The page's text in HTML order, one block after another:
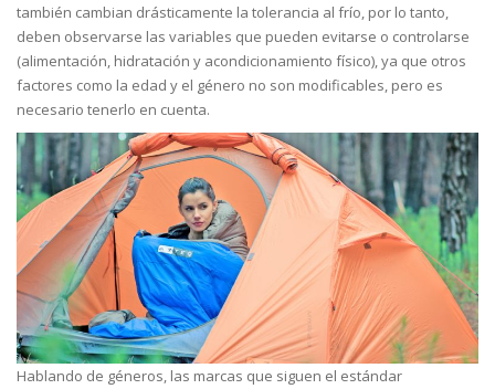
también cambian drásticamente la tolerancia al frío, por lo tanto,
deben observarse las variables que pueden evitarse o controlarse
(alimentación, hidratación y acondicionamiento físico), ya que otros
factores como la edad y el género no son modificables, pero es
necesario tenerlo en cuenta.
Hablando de géneros, las marcas que siguen el estándar